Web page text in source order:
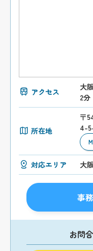
アクセス
大
2分
所在地
〒
4-
対応エリア 大
事
お問